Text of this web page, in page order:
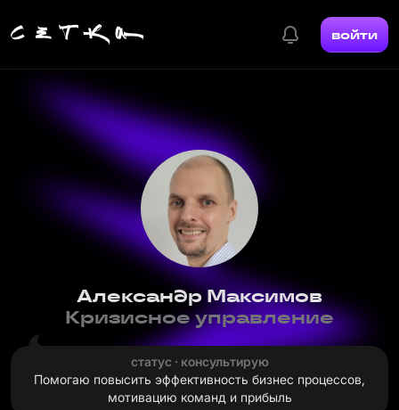
войти
Александр Максимов
Кризисное управление
статус · консультирую
Помогаю повысить эффективность бизнес процессов,
мотивацию команд и прибыль